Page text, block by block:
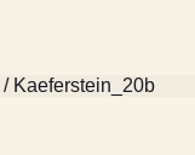
/ Kaeferstein_20b